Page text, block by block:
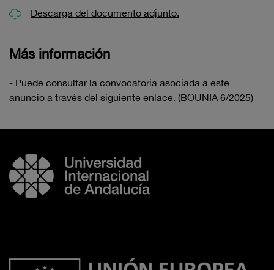
Descarga del documento adjunto.
Más información
- Puede consultar la convocatoria asociada a este
anuncio a través del siguiente enlace. (BOUNIA 6/2025)